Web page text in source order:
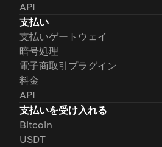
API
支払い
支払いゲートウェイ
暗号処理
電子商取引プラグイン
料金
API
支払いを受け入れる
Bitcoin
USDT